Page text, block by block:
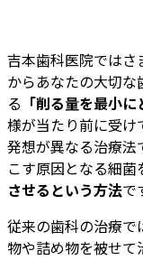
吉本歯科医院では
からあなたの大切な
る 「削る量を最小
様が当たり前に受
発想が異なる治療法
こす原因となる細菌
させるという方法で
従来の歯科の治療
物や詰め物を被せて